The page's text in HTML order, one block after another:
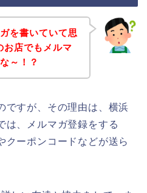
を書いていて思
お店でもメルマ
～！？
ですが、その理由は、横浜
は、メルマガ登録をする
クーポンコードなどが送ら